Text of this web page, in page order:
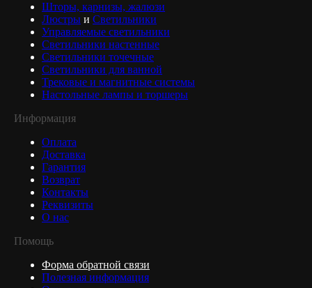
Шторы, карнизы, жалюзи
Люстры и Светильники
Управляемые светильники
Светильники настенные
Светильники точечные
Светильники для ванной
Трековые и магнитные системы
Настольные лампы и торшеры
Информация
Оплата
Доставка
Гарантия
Возврат
Контакты
Реквизиты
О нас
Помощь
Форма обратной связи
Полезная информация